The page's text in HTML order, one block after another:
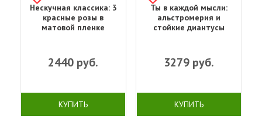
Нескучная классика: 3
красные розы в
матовой пленке
2440 руб.
КУПИТЬ
Ты в каждой мысли:
альстромерия и
стойкие диантусы
3279руб.
КУПИТЬ